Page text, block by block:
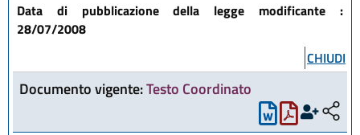
Data di pubblicazione della legge modificante :
28/07/2008
CHIUDI
Documento vigente:Testo Coordinato